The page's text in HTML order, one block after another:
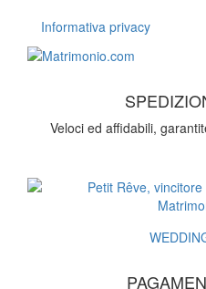
Informativa privacy
Veloci ed affidabili,